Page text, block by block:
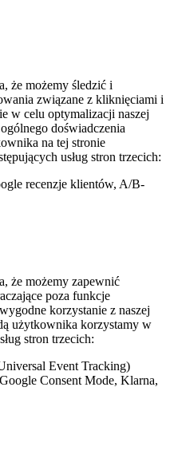
że możemy śledzić i
związane z kliknięciami i
w celu optymalizacji naszej
doświadczenia
na tej stronie
usług stron trzecich:
recenzje klientów, A/B-
że możemy zapewnić
poza funkcje
korzystanie z naszej
użytkownika korzystamy w
stron trzecich:
Event Tracking)
Consent Mode, Klarna,